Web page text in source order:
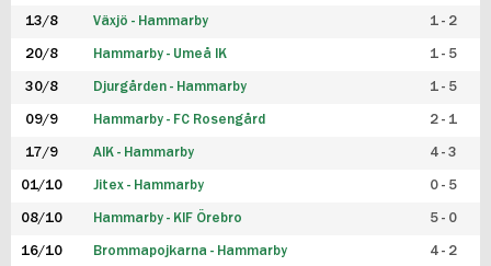
13/8 Växjö - Hammarby 1 - 2
20/8 Hammarby - Umeå IK 1 - 5
30/8 Djurgården - Hammarby 1 - 5
09/9 Hammarby - FC Rosengård 2 - 1
17/9 AIK - Hammarby 4 - 3
01/10 Jitex - Hammarby 0 - 5
08/10 Hammarby - KIF Örebro 5 - 0
16/10 Brommapojkarna - Hammarby 4 - 2